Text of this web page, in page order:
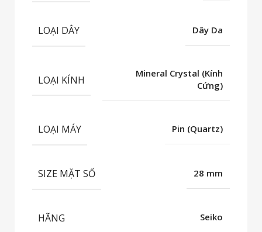
LOẠI DÂY Dây Da
LOẠI KÍNH
Mineral Crystal (Kính
Cứng)
LOẠI MÁY Pin (Quartz)
SIZE MẶT SỐ 28 mm
HÃNG Seiko